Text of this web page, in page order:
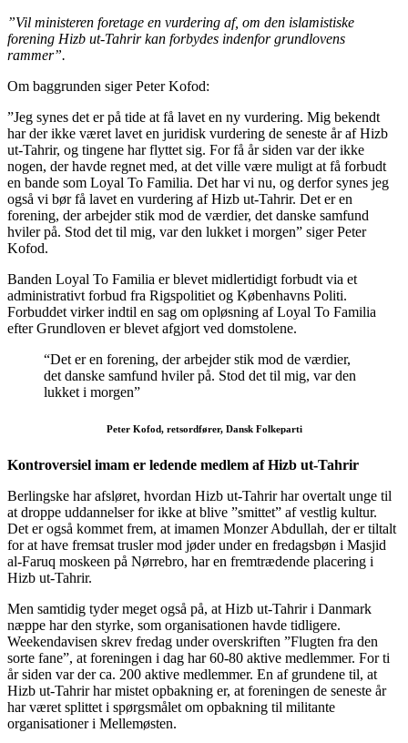
”Vil ministeren foretage en vurdering af, om den islamistiske
forening Hizb ut-Tahrir kan forbydes indenfor grundlovens
rammer”.
Om baggrunden siger Peter Kofod:
”Jeg synes det er på tide at få lavet en ny vurdering. Mig bekendt
har der ikke været lavet en juridisk vurdering de seneste år af Hizb
ut-Tahrir, og tingene har flyttet sig. For få år siden var der ikke
nogen, der havde regnet med, at det ville være muligt at få forbudt
en bande som Loyal To Familia. Det har vi nu, og derfor synes jeg
også vi bør få lavet en vurdering af Hizb ut-Tahrir. Det er en
forening, der arbejder stik mod de værdier, det danske samfund
hviler på. Stod det til mig, var den lukket i morgen” siger Peter
Kofod.
Banden Loyal To Familia er blevet midlertidigt forbudt via et
administrativt forbud fra Rigspolitiet og Københavns Politi.
Forbuddet virker indtil en sag om opløsning af Loyal To Familia
efter Grundloven er blevet afgjort ved domstolene.
“Det er en forening, der arbejder stik mod de værdier,
det danske samfund hviler på. Stod det til mig, var den
lukket i morgen”
Peter Kofod, retsordfører, Dansk Folkeparti
Kontroversiel imam er ledende medlem af Hizb ut-Tahrir
Berlingske har afsløret, hvordan Hizb ut-Tahrir har overtalt unge til
at droppe uddannelser for ikke at blive ”smittet” af vestlig kultur.
Det er også kommet frem, at imamen Monzer Abdullah, der er tiltalt
for at have fremsat trusler mod jøder under en fredagsbøn i Masjid
al-Faruq moskeen på Nørrebro, har en fremtrædende placering i
Hizb ut-Tahrir.
Men samtidig tyder meget også på, at Hizb ut-Tahrir i Danmark
næppe har den styrke, som organisationen havde tidligere.
Weekendavisen skrev fredag under overskriften ”Flugten fra den
sorte fane”, at foreningen i dag har 60-80 aktive medlemmer. For ti
år siden var der ca. 200 aktive medlemmer. En af grundene til, at
Hizb ut-Tahrir har mistet opbakning er, at foreningen de seneste år
har været splittet i spørgsmålet om opbakning til militante
organisationer i Mellemøsten.